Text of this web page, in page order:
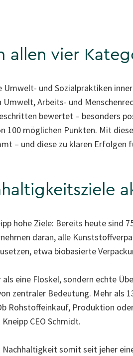
allen vier
Umwelt- und Sozialpraktiken
Arbeits- und
bewertet – besonders
100 möglichen Punkten. Mit
– und diese zu klaren Erfolgen
hohe Ziele: Bereits heute sind
daran, alle
etwa biobasierte
eine Floskel, sondern echte
zentraler Bedeutung. Mehr als
Rohstoffeinkauf, Produktion
CEO Schmidt.
somit seit jeher